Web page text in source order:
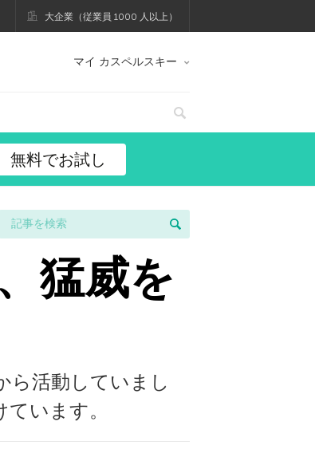
大企業（従業員 1000 人以上）
マイ カスペルスキー
無料でお試し
猛威を
ら活動していまし
います。